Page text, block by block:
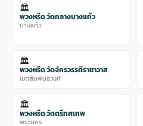
🏛️
พวงหรีด วัดกลางบางแก้ว
บางแก้ว
🏛️
พวงหรีด วัดจักรวรรดิราชาวาส
เขตสัมพันธวงศ์
🏛️
พวงหรีด วัดตรีทศเทพ
พระนคร